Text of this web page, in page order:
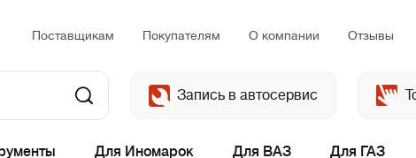
Поставщикам Покупателям О компании Отзывы
Запись в автосервис
Для Иномарок Для ВАЗ Для ГАЗ